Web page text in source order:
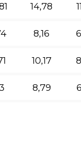
14,78
8,16
10,17
8,79